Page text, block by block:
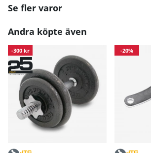
Se fler varor
Andra köpte även
-300 kr -20%